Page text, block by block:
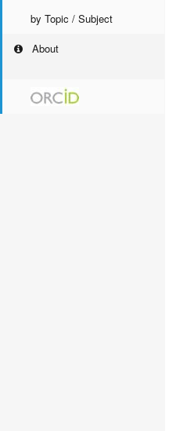
by Topic / Subject
About